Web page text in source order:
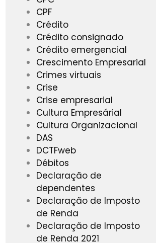
CPF
Crédito
Crédito consignado
Crédito emergencial
Crescimento Empresarial
Crimes virtuais
Crise
Crise empresarial
Cultura Empresárial
Cultura Organizacional
DAS
DCTFweb
Débitos
Declaração de
dependentes
Declaração de Imposto
de Renda
Declaração de Imposto
de Renda 2021